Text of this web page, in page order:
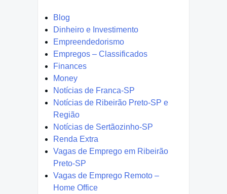
Blog
Dinheiro e Investimento
Empreendedorismo
Empregos – Classificados
Finances
Money
Notícias de Franca-SP
Notícias de Ribeirão Preto-SP e
Região
Notícias de Sertãozinho-SP
Renda Extra
Vagas de Emprego em Ribeirão
Preto-SP
Vagas de Emprego Remoto –
Home Office